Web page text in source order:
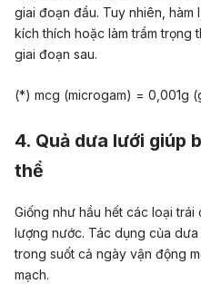
giai đoạn đầu. Tuy nhiên, hàm
kích thích hoặc làm trầm trọng
giai đoạn sau.
(*) mcg (microgam) = 0,001g
4. Quả dưa lưới giúp
thể
Giống như hầu hết các loại
lượng nước. Tác dụng của
trong suốt cả ngày vận động
mạch.